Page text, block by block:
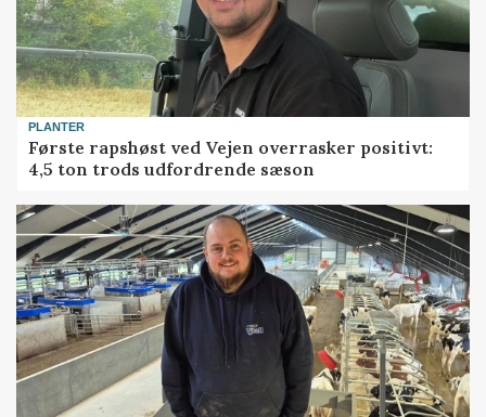
PLANTER
Første rapshøst ved Vejen overrasker positivt:
4,5 ton trods udfordrende sæson